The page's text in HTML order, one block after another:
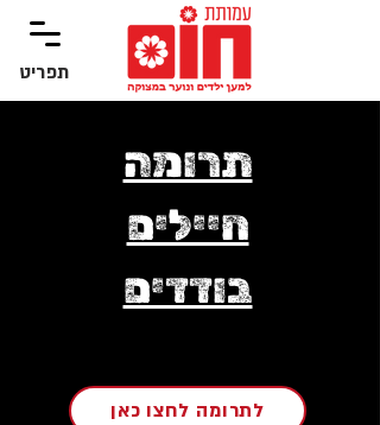
תפריט
תרומה
חיילים
בודדים
לתרומה לחצו כאן